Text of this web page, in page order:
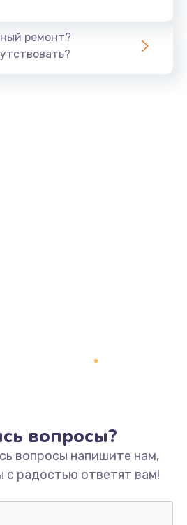
550 руб.
включается
1400 руб.
Заказать
ремонт?
вопросы?
вопросы напишите нам,
с радостью ответят вам!